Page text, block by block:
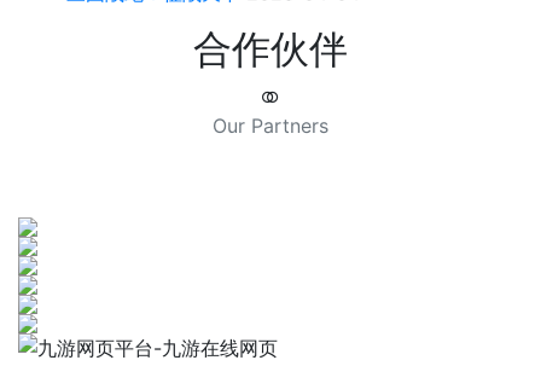
合作伙伴
Our Partners